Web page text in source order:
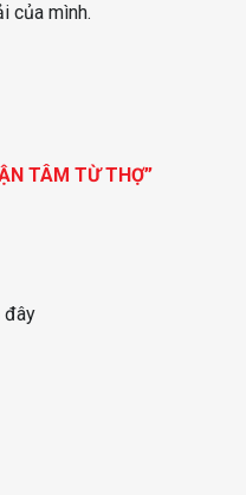
của mình.
TÂM TỪ THỢ”
đây